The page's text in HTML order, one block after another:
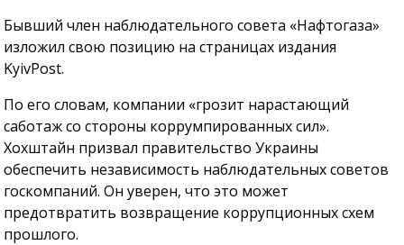
Бывший член наблюдательного совета «Нафтогаза»
изложил свою позицию на страницах издания
KyivPost.
По его словам, компании «грозит нарастающий
саботаж со стороны коррумпированных сил».
Хохштайн призвал правительство Украины
обеспечить независимость наблюдательных советов
госкомпаний. Он уверен, что это может
предотвратить возвращение коррупционных схем
прошлого.